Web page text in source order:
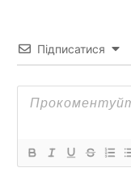
Підписатися